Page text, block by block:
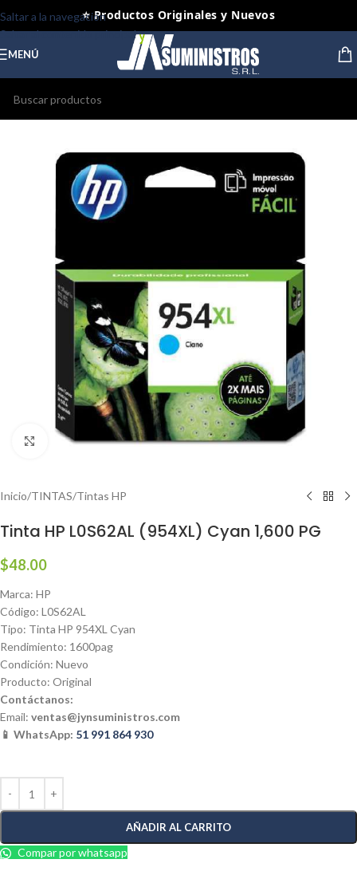
Saltar a la navegación
Saltar al contenido principal
⭐ Productos Originales y Nuevos
MENÚ
Haga clic para ampliar
Inicio/TINTAS/Tintas HP
Tinta HP L0S62AL (954XL) Cyan 1,600 PG
$48.00
Marca: HP
Código: L0S62AL
Tipo: Tinta HP 954XL Cyan
Rendimiento: 1600pag
Condición: Nuevo
Producto: Original
Contáctanos:
Email: ventas@jynsuministros.com
📱 WhatsApp: 51 991 864 930
AÑADIR AL CARRITO
Compar por whatsapp